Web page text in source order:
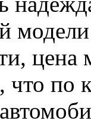
цена
что